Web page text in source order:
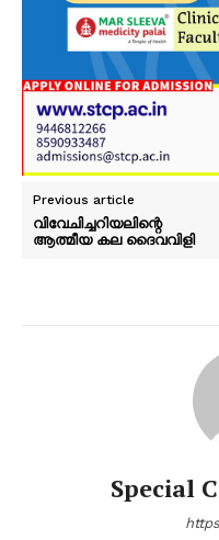
PALA VISION
About
Contact us
Subscription Plans
Previous article
വിവേചിച്ചറിയലിന്റെ
ആത്മീയ കല ദൈവവിളി
Special